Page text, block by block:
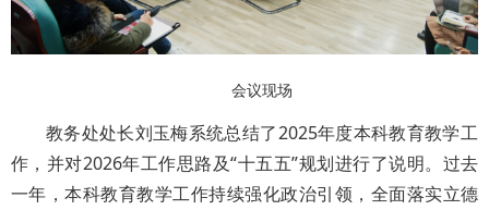
会议现场
教务处处长刘玉梅系统总结了2025年度本科教育教学工
作，并对2026年工作思路及“十五五”规划进行了说明。过去
一年，本科教育教学工作持续强化政治引领，全面落实立德